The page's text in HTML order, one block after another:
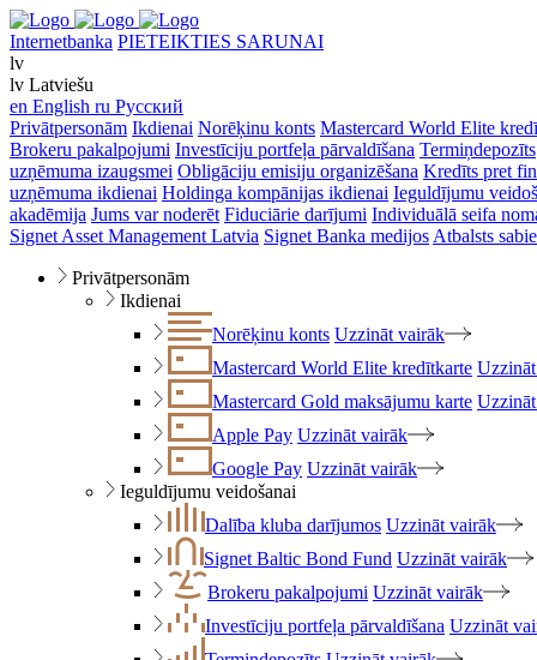
Internetbanka PIETEIKTIES SARUNAI
lv
lv Latviešu
en English ru Русский
Privātpersonām Ikdienai Norēķinu konts Mastercard World Elite
Brokeru pakalpojumi Investīciju portfeļa pārvaldīšana Termiņdepozīts
uzņēmuma izaugsmei Obligāciju emisiju organizēšana Kredīts pret
uzņēmuma ikdienai Holdinga kompānijas ikdienai Ieguldījumu
akadēmija Jums var noderēt Fiduciārie darījumi Individuālā seifa
Signet Asset Management Latvia Signet Banka medijos Atbalsts
Privātpersonām
Ikdienai
Norēķinu konts Uzzināt vairāk
Mastercard World Elite kredītkarte
Mastercard Gold maksājumu karte
Apple Pay Uzzināt vairāk
Google Pay Uzzināt vairāk
Ieguldījumu veidošanai
Dalība kluba darījumos Uzzināt vairāk
Signet Baltic Bond Fund Uzzināt vairāk
Brokeru pakalpojumi Uzzināt vairāk
Investīciju portfeļa pārvaldīšana Uzzināt